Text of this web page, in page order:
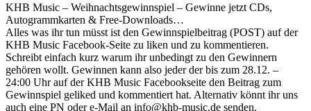
KHB Music – Weihnachtsgewinnspiel – Gewinne jetzt CDs,
Autogrammkarten & Free-Downloads…
Alles was ihr tun müsst ist den Gewinnspielbeitrag (POST) auf der
KHB Music Facebook-Seite zu liken und zu kommentieren.
Schreibt einfach kurz warum ihr unbedingt zu den Gewinnern
gehören wollt. Gewinnen kann also jeder der bis zum 28.12. –
24:00 Uhr auf der KHB Music Facebookseite den Beitrag zum
Gewinnspiel geliked und kommentiert hat. Alternativ könnt ihr uns
auch eine PN oder e-Mail an info@khb-music.de senden.